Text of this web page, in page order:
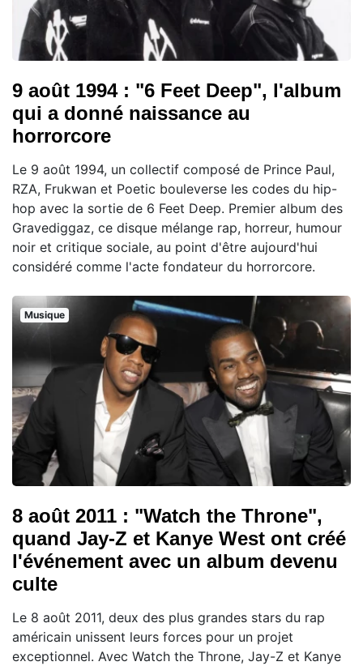
9 août 1994 : "6 Feet Deep", l'album
qui a donné naissance au
horrorcore
Le 9 août 1994, un collectif composé de Prince Paul,
RZA, Frukwan et Poetic bouleverse les codes du hip-
hop avec la sortie de 6 Feet Deep. Premier album des
Gravediggaz, ce disque mélange rap, horreur, humour
noir et critique sociale, au point d'être aujourd'hui
considéré comme l'acte fondateur du horrorcore.
Musique
8 août 2011 : "Watch the Throne",
quand Jay-Z et Kanye West ont créé
l'événement avec un album devenu
culte
Le 8 août 2011, deux des plus grandes stars du rap
américain unissent leurs forces pour un projet
exceptionnel. Avec Watch the Throne, Jay-Z et Kanye